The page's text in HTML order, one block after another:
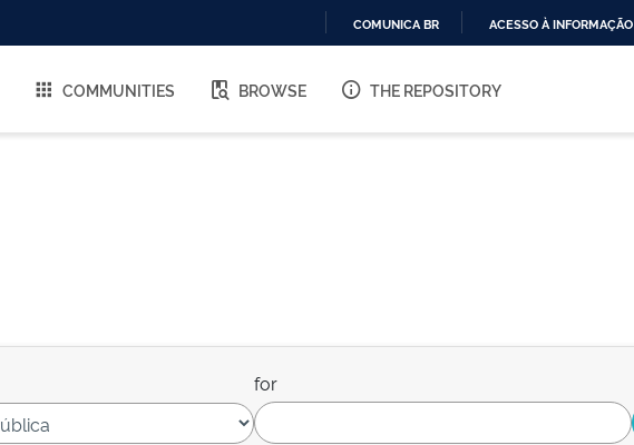
O
COMUNICA BR ACESSO À INFORMAÇÃO
COMMUNITIES BROWSE THE REPOSITORY
for